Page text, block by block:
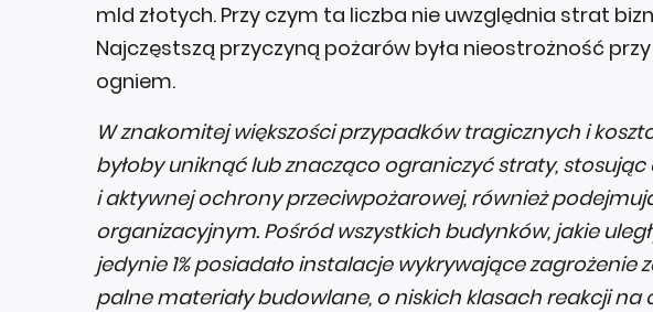
mld złotych. Przy czym ta liczba nie uwzględnia strat
Najczęstszą przyczyną pożarów była nieostrożność
ogniem.
W znakomitej większości przypadków tragicznych i
byłoby uniknąć lub znacząco ograniczyć straty,
i aktywnej ochrony przeciwpożarowej, również
organizacyjnym. Pośród wszystkich budynków, jakie
jedynie 1% posiadało instalacje wykrywające zagrożenie
palne materiały budowlane, o niskich klasach reakcji na